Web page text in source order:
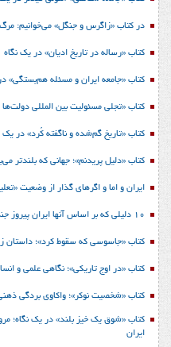
در کتاب «زاگرس و جنگل» می‌خوانیم:
کتاب «رساله در تاریخ ادیان» در یک نگاه
کتاب «جامعه ایران و مسئله هم‌بستگی»
کتاب «تجلی مسئولیت بین المللی
کتاب «تاریخ گم‌شده و ناگفته کُرد» در یک
کتاب «دلیل پریدنم»؛ جهانی که بلندتر
ایران و اما و اگرهای گذار از وضعیت
10 دلیلی که بر اساس آنها ایران پیروز جنگ با آمریکا/اسرائیل است!
کتاب «جاسوسی که سقوط کرد»؛ داستان
کتاب «در اوج تاریکی»؛ نگاهی علمی و
کتاب «شخصیت نوکر»؛ واکاوی بردگی
ایران